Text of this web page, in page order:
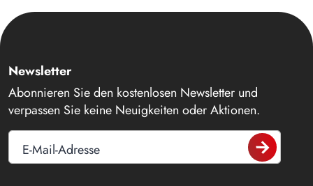
Newsletter
Abonnieren Sie den kostenlosen Newsletter und
verpassen Sie keine Neuigkeiten oder Aktionen.
E-Mail-Adresse